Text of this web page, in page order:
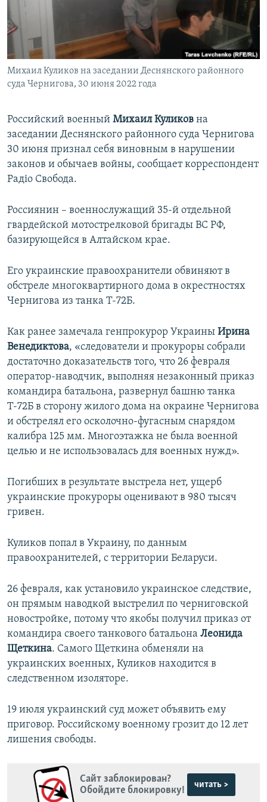
ПОБЕДИТЕЛЕЙ НЕ СУДЯТ?
КРЫМ.НЕПОКОРЕННЫЙ
ELIFBE
УКРАИНСКАЯ ПРОБЛЕМА КРЫМА
Все сайты RFE/RL
Михаил Куликов на заседании Деснянского районного
суда Чернигова, 30 июня 2022 года
Российский военный Михаил Куликов на
заседании Деснянского районного суда Чернигова
30 июня признал себя виновным в нарушении
законов и обычаев войны, сообщает корреспондент
Радіо Свобода.
Россиянин – военнослужащий 35-й отдельной
гвардейской мотострелковой бригады ВС РФ,
базирующейся в Алтайском крае.
Его украинские правоохранители обвиняют в
обстреле многоквартирного дома в окрестностях
Чернигова из танка Т-72Б.
Как ранее замечала генпрокурор Украины Ирина
Венедиктова, «следователи и прокуроры собрали
достаточно доказательств того, что 26 февраля
оператор-наводчик, выполняя незаконный приказ
командира батальона, развернул башню танка
Т-72Б в сторону жилого дома на окраине Чернигова
и обстрелял его осколочно-фугасным снарядом
калибра 125 мм. Многоэтажка не была военной
целью и не использовалась для военных нужд».
Погибших в результате выстрела нет, ущерб
украинские прокуроры оценивают в 980 тысяч
гривен.
Куликов попал в Украину, по данным
правоохранителей, с территории Беларуси.
26 февраля, как установило украинское следствие,
он прямым наводкой выстрелил по черниговской
новостройке, потому что якобы получил приказ от
командира своего танкового батальона Леонида
Щеткина. Самого Щеткина обменяли на
украинских военных, Куликов находится в
следственном изоляторе.
19 июля украинский суд может объявить ему
приговор. Российскому военному грозит до 12 лет
лишения свободы.
Сайт заблокирован?
Обойдите блокировку!
читать >